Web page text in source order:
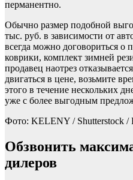
перманентно.
Обычно размер подобной
тыс. руб. в зависимости от
всегда можно договориться о
коврики, комплект зимней
продавец наотрез
двигаться в цене, возьмите
этого в течение нескольких
уже с более выгодным
Фото: KELENY / Shutterstock /
Обзвонить
дилеров